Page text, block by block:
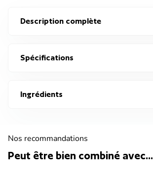
Description complète
Spécifications
Ingrédients
Nos recommandations
Peut être bien combiné avec...